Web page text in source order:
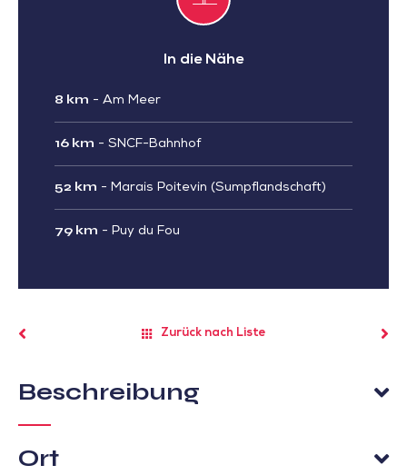
In die Nähe
8 km - Am Meer
16 km - SNCF-Bahnhof
52 km - Marais Poitevin (Sumpflandschaft)
79 km - Puy du Fou
Zurück nach Liste
Beschreibung
Ort